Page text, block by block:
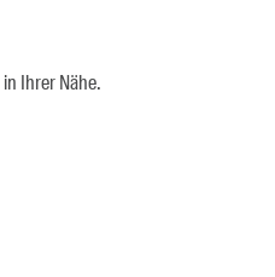
Ihrer Nähe.